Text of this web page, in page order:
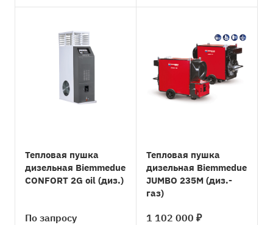
Тепловая пушка
дизельная Biemmedue
CONFORT 2G oil (диз.)
По запросу
Тепловая пушка
дизельная Biemmedue
JUMBO 235М (диз.-
газ)
1 102 000 ₽